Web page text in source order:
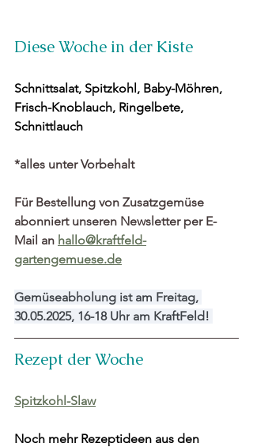
Diese Woche in der Kiste
Schnittsalat, Spitzkohl, Baby-Möhren,
Frisch-Knoblauch, Ringelbete,
Schnittlauch
*alles unter Vorbehalt
Für Bestellung von Zusatzgemüse
abonniert unseren Newsletter per E-
Mail an hallo@kraftfeld-
gartengemuese.de
Gemüseabholung ist am Freitag,
30.05.2025, 16-18 Uhr am KraftFeld!
Rezept der Woche
Spitzkohl-Slaw
Noch mehr Rezeptideen aus den